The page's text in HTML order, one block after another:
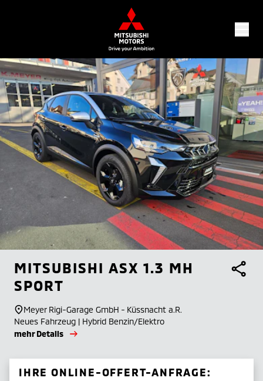
MITSUBISHI ASX 1.3 MH
SPORT
Meyer Rigi-Garage GmbH - Küssnacht a.R.
Neues Fahrzeug | Hybrid Benzin/Elektro
mehr Details
IHRE ONLINE-OFFERT-ANFRAGE: